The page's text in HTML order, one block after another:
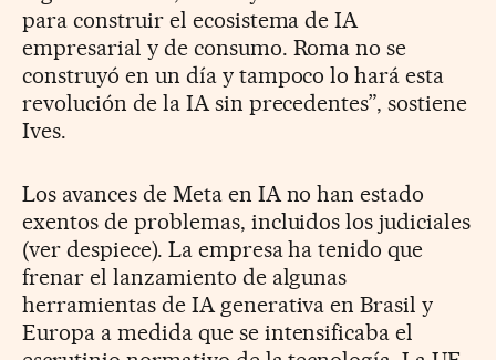
para construir el ecosistema de IA
empresarial y de consumo. Roma no se
construyó en un día y tampoco lo hará esta
revolución de la IA sin precedentes”, sostiene
Ives.
Los avances de Meta en IA no han estado
exentos de problemas, incluidos los judiciales
(ver despiece). La empresa ha tenido que
frenar el lanzamiento de algunas
herramientas de IA generativa en Brasil y
Europa a medida que se intensificaba el